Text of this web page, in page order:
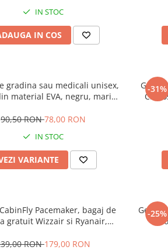
IN STOC
IN COS
gradina sau medicali unisex,
material EVA, negru, marime
usori, 22 centimetri
90,50 RON78,00 RON
IN STOC
VARIANTE
-31%
Pacemaker, bagaj de
gratuit Wizzair si Ryanair,
RON179,00 RON
-25%